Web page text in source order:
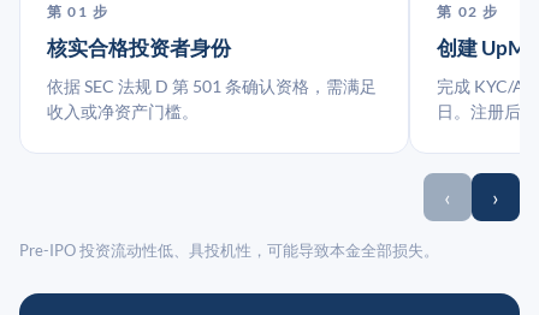
第 01 步
核实合格投资者身份
依据 SEC 法规 D 第 501 条确认资格，需满足
收入或净资产门槛。
第 02 步
创建
完成 KYC/
日。注册后
‹ ›
Pre-IPO 投资流动性低、具投机性，可能导致本金全部损失。